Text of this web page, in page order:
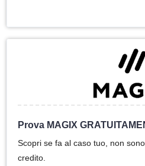
Prova MAGIX
Scopri se fa al caso tuo, non
credito.